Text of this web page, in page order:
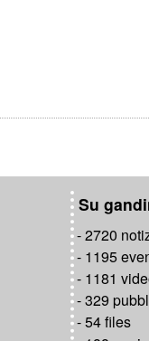
Su
- 2720
- 1195
- 1181
- 329
- 54 files